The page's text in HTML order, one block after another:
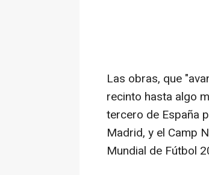
Las obras, que
recinto hasta algo
tercero de España
Madrid, y el Camp
Mundial de Fútbol